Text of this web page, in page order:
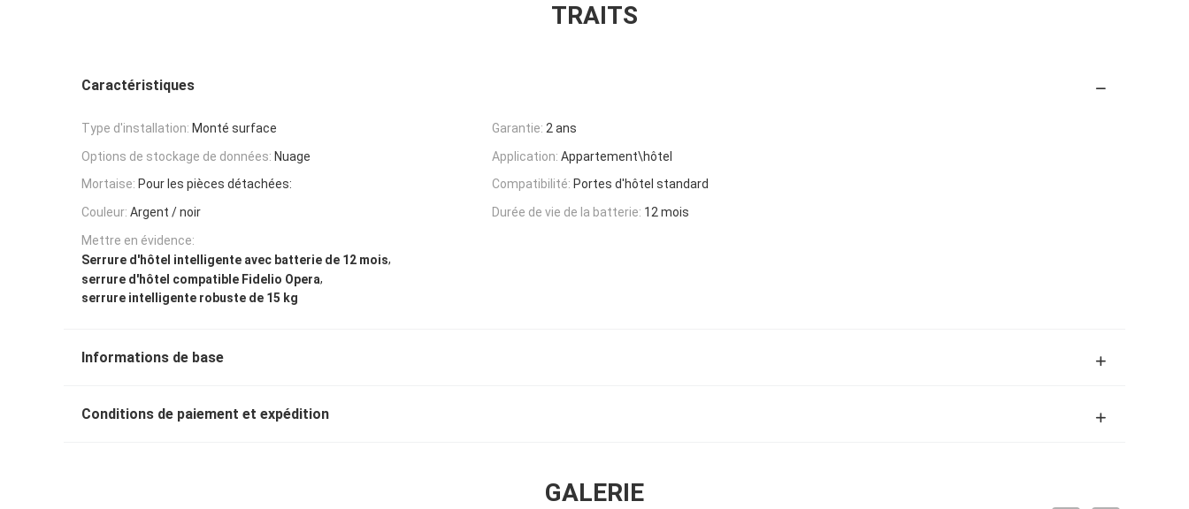
TRAITS
Caractéristiques
Type d'installation: Monté surface Garantie: 2 ans
Options de stockage de données: Nuage Application: Appartement\hôtel
Mortaise: Pour les pièces détachées: Compatibilité: Portes d'hôtel standard
Couleur: Argent / noir Durée de vie de la batterie: 12 mois
Mettre en évidence:
Serrure d'hôtel intelligente avec batterie de 12 mois,
serrure d'hôtel compatible Fidelio Opera,
serrure intelligente robuste de 15 kg
Informations de base
Conditions de paiement et expédition
GALERIE